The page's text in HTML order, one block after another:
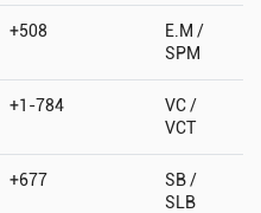
+508
E.M /
SPM
+1-784
VC /
VCT
+677
SB /
SLB